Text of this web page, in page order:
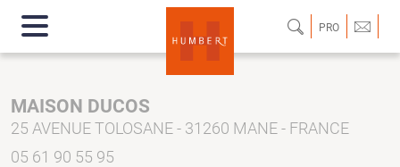
PRO
MAISON DUCOS
25 AVENUE TOLOSANE - 31260 MANE - FRANCE
05 61 90 55 95